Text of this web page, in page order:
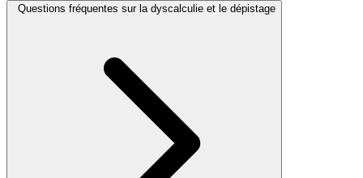
Questions fréquentes sur la dyscalculie et le dépistage